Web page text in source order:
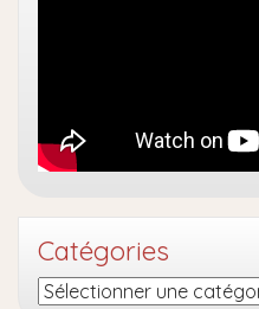
Catégories
Catégories